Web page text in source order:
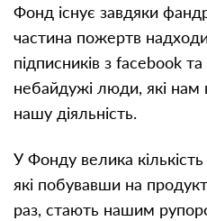
Фонд існує завдяки
частина пожертв
підписників з facebook
небайдужі люди, які нам
нашу діяльність.
У Фонду велика
які побувавши на
раз, стають нашим